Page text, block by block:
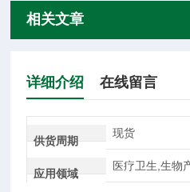
相关文章
详细介绍 在线留言
供货周期
现货
应用领域
医疗卫生,生物